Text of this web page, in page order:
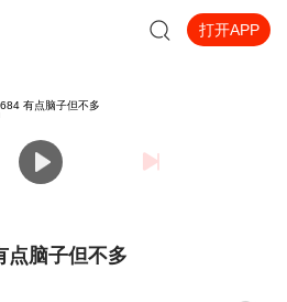
打开APP
点脑子但不多